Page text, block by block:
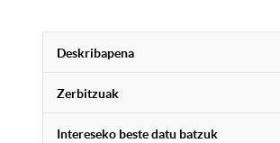
Deskribapena
Zerbitzuak
Intereseko beste datu batzuk